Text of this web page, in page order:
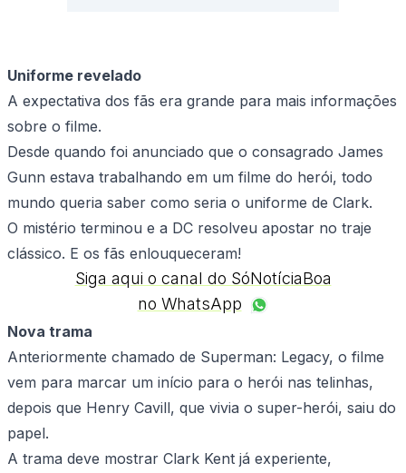
Uniforme revelado
A expectativa dos fãs era grande para mais informações
sobre o filme.
Desde quando foi anunciado que o consagrado James
Gunn estava trabalhando em um filme do herói, todo
mundo queria saber como seria o uniforme de Clark.
O mistério terminou e a DC resolveu apostar no traje
clássico. E os fãs enlouqueceram!
Siga aqui o canal do SóNotíciaBoa
no WhatsApp
Nova trama
Anteriormente chamado de Superman: Legacy, o filme
vem para marcar um início para o herói nas telinhas,
depois que Henry Cavill, que vivia o super-herói, saiu do
papel.
A trama deve mostrar Clark Kent já experiente,